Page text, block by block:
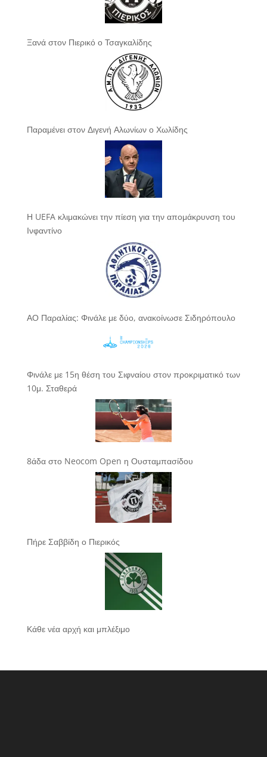
Ξανά στον Πιερικό ο Τσαγκαλίδης
Παραμένει στον Διγενή Αλωνίων ο Χωλίδης
Η UEFA κλιμακώνει την πίεση για την απομάκρυνση του
Ινφαντίνο
ΑΟ Παραλίας: Φινάλε με δύο, ανακοίνωσε Σιδηρόπουλο
Φινάλε με 15η θέση του Σιφναίου στον προκριματικό των
10μ. Σταθερά
8άδα στο Neocom Open η Ουσταμπασίδου
Πήρε Σαββίδη ο Πιερικός
Κάθε νέα αρχή και μπλέξιμο